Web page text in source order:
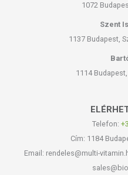
1072
Szent
1137 Budapest,
1114
Telefon:
Cím: 1184
Email: rendeles@multi-